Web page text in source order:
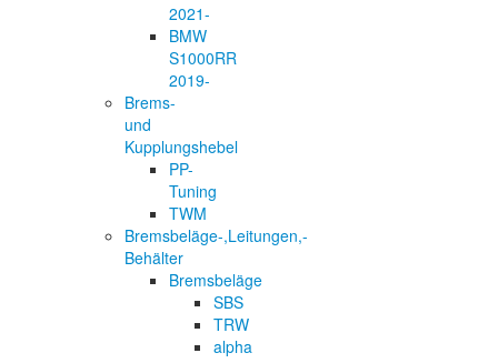
2021-
BMW
S1000RR
2019-
Brems-
und
Kupplungshebel
PP-
Tuning
TWM
Bremsbeläge-,Leitungen,-
Behälter
Bremsbeläge
SBS
TRW
alpha